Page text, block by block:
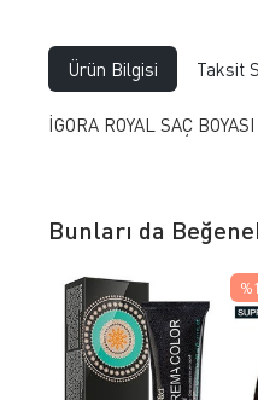
Ürün Bilgisi Taksit
İGORA ROYAL SAÇ
Bunları da